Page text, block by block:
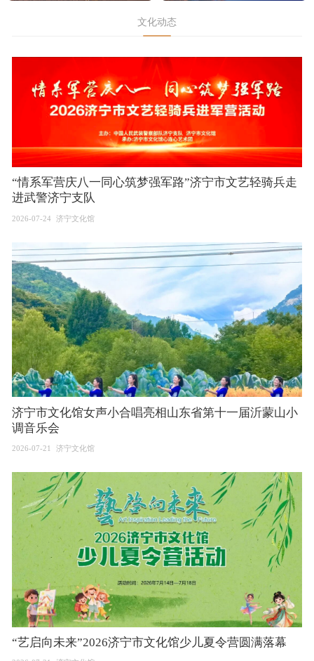
文化动态
“情系军营庆八一同心筑梦强军路”济宁市文艺轻骑兵走
进武警济宁支队
2026-07-24 济宁文化馆
济宁市文化馆女声小合唱亮相山东省第十一届沂蒙山小
调音乐会
2026-07-21 济宁文化馆
“艺启向未来”2026济宁市文化馆少儿夏令营圆满落幕